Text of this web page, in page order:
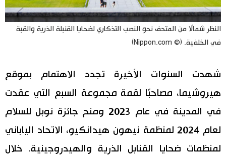
النظر شمالًا من المتحف نحو النصب التذكاري لضحايا القنبلة الذرية والقبة
في الخلفية. (© Nippon.com)
شهدت السنوات الأخيرة تجدد الاهتمام بموقع
هيروشيما، مصاحبًا لقمة مجموعة السبع التي عقدت
في المدينة في عام 2023 ومنح جائزة نوبل للسلام
لعام 2024 لمنظمة نيهون هيدانكيو، الاتحاد الياباني
لمنظمات ضحايا القنابل الذرية والهيدروجينية. خلال